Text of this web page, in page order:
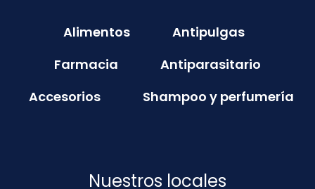
Alimentos
Antipulgas
Farmacia
Antiparasitario
Accesorios
Shampoo y perfumería
Nuestros locales